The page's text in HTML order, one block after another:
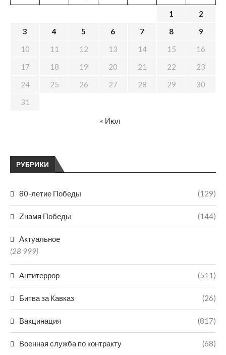
РУБРИКИ
80-летие Победы (129)
Zнамя Победы (144)
Актуальное
(28 999)
Антитеррор (511)
Битва за Кавказ (26)
Вакцинация (817)
Военная служба по контракту (68)
1
2
3
4 5 6 7 8
9
10
11 12 13 14 15
16
17
18 19 20 21 22
23
24
25 26 27 28 29
30
31
« Июл